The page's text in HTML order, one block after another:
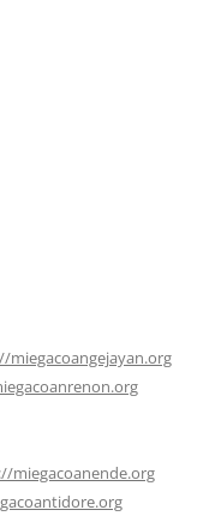
miegacoangejayan.org
miegacoanende.org